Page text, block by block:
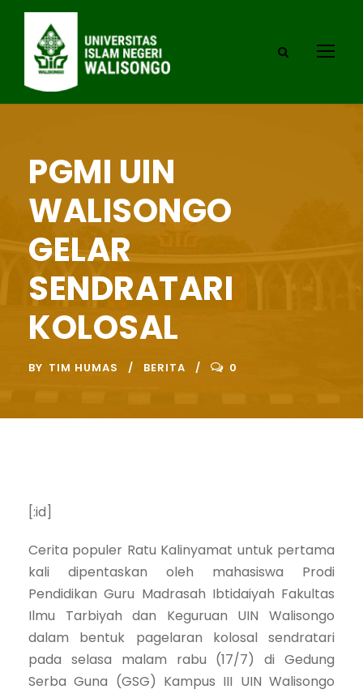
PGMI UIN
WALISONGO
GELAR
SENDRATARI
KOLOSAL
BY TIM HUMAS BERITA 0
[:id]
Cerita populer Ratu Kalinyamat untuk pertama
kali dipentaskan oleh mahasiswa Prodi
Pendidikan Guru Madrasah Ibtidaiyah Fakultas
Ilmu Tarbiyah dan Keguruan UIN Walisongo
dalam bentuk pagelaran kolosal sendratari
pada selasa malam rabu (17/7) di Gedung
Serba Guna (GSG) Kampus III UIN Walisongo